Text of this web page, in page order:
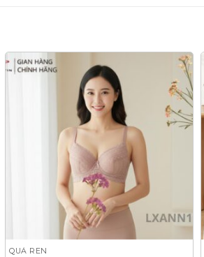
QUẢ REN